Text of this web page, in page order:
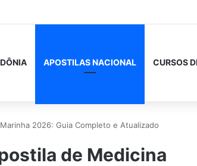
APOSTILAS NACIONAL CURSOS
2026: Guia Completo e Atualizado
de Medicina